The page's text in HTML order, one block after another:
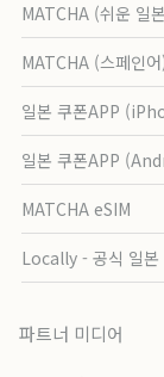
MATCHA (쉬운 일
MATCHA (스페인
일본 쿠폰APP
일본 쿠폰APP
MATCHA eSIM
Locally - 공식 일본
파트너 미디어